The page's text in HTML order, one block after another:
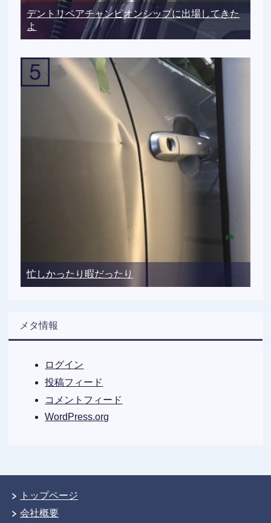
デントリペアチャンピオンシップに出場してきた
よ
忙しかったり暇だったり
メタ情報
ログイン
投稿フィード
コメントフィード
WordPress.org
トップページ
会社概要